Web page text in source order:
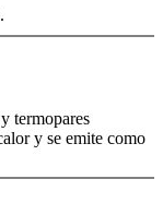
termopares
y se emite como